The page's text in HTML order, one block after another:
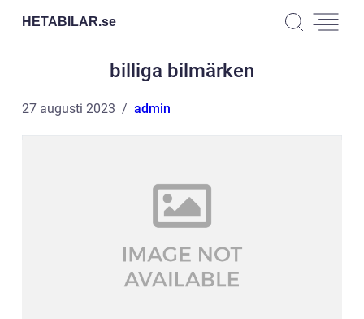
HETABILAR.se
billiga bilmärken
27 augusti 2023 admin